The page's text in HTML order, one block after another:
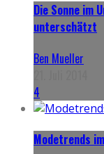
Die Sonne im
unterschätzt
Ben Mueller
4
Modetrends